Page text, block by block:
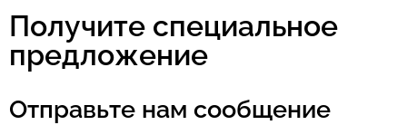
Получите специальное
предложение
Отправьте нам сообщение